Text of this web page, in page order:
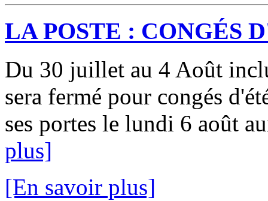
LA POSTE : CONGÉS
Du 30 juillet au 4 Août
sera fermé pour congés
ses portes le lundi 6 août
plus]
[En savoir plus]